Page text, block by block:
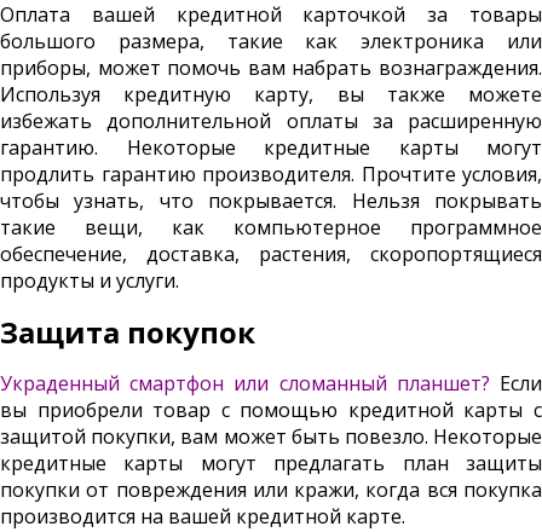
Оплата вашей кредитной карточкой за товары
большого размера, такие как электроника или
приборы, может помочь вам набрать вознаграждения.
Используя кредитную карту, вы также можете
избежать дополнительной оплаты за расширенную
гарантию. Некоторые кредитные карты могут
продлить гарантию производителя. Прочтите условия,
чтобы узнать, что покрывается. Нельзя покрывать
такие вещи, как компьютерное программное
обеспечение, доставка, растения, скоропортящиеся
продукты и услуги.
Защита покупок
Украденный смартфон или сломанный планшет? Если
вы приобрели товар с помощью кредитной карты с
защитой покупки, вам может быть повезло. Некоторые
кредитные карты могут предлагать план защиты
покупки от повреждения или кражи, когда вся покупка
производится на вашей кредитной карте.